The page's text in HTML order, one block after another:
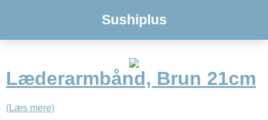
Sushiplus
Læderarmbånd, Brun 21cm
(Læs mere)